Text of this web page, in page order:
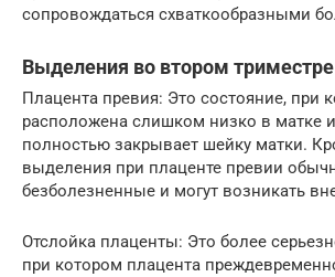
сопровождаться схваткообразными
Выделения во втором триместре
Плацента превия: Это состояние, при
расположена слишком низко в матке
полностью закрывает шейку матки.
выделения при плаценте превии
безболезненные и могут возникать
Отслойка плаценты: Это более
при котором плацента